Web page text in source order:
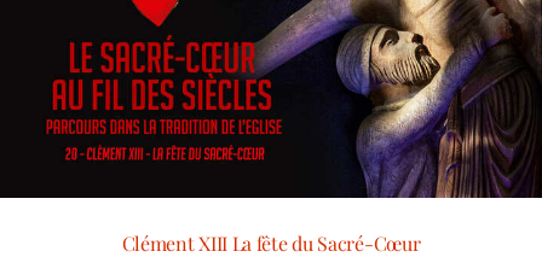
Clément XIII La fête du Sacré-Cœur